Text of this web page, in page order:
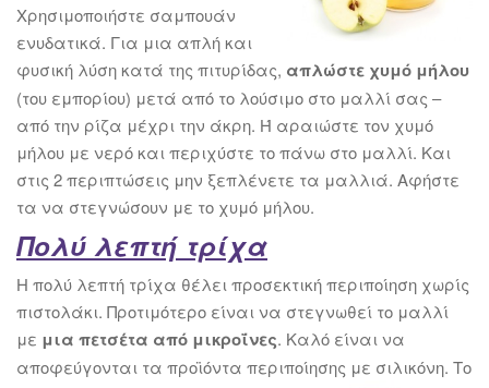
Χρησιμοποιήστε σαμπουάν
ενυδατικά. Για μια απλή και
φυσική λύση κατά της πιτυρίδας, απλώστε χυμό μήλου
(του εμπορίου) μετά από το λούσιμο στο μαλλί σας –
από την ρίζα μέχρι την άκρη. Ή αραιώστε τον χυμό
μήλου με νερό και περιχύστε το πάνω στο μαλλί. Και
στις 2 περιπτώσεις μην ξεπλένετε τα μαλλιά. Αφήστε
τα να στεγνώσουν με το χυμό μήλου.
Πολύ λεπτή τρίχα
Η πολύ λεπτή τρίχα θέλει προσεκτική περιποίηση χωρίς
πιστολάκι. Προτιμότερο είναι να στεγνωθεί το μαλλί
με μια πετσέτα από μικροΐνες. Καλό είναι να
αποφεύγονται τα προϊόντα περιποίησης με σιλικόνη. Το